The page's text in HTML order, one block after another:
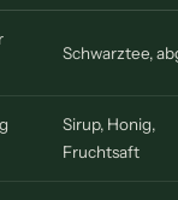
Schwarztee,
Sirup, Honig,
Fruchtsaft